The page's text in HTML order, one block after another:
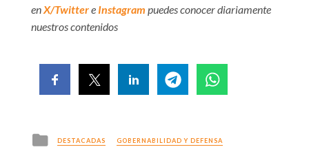
enX/Twittere Instagram puedes conocer diariamente
nuestros contenidos
Posted
in
DESTACADAS GOBERNABILIDAD Y DEFENSA